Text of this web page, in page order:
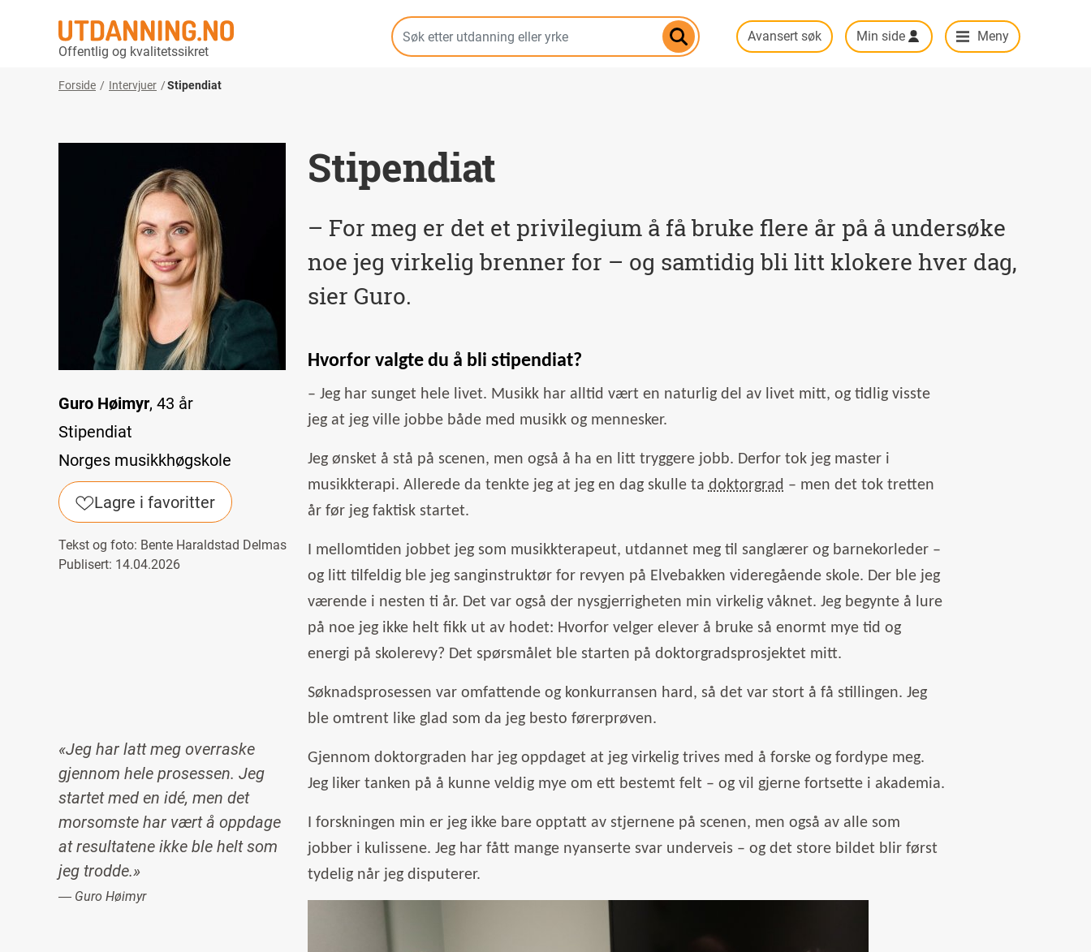
hovedinnhold
Offentlig og kvalitetssikret
Avansert søk Min side Meny
Forside Intervjuer Stipendiat
Stipendiat
– For meg er det et privilegium å få bruke flere år på å undersøke
noe jeg virkelig brenner for – og samtidig bli litt klokere hver dag,
sier Guro.
Guro Høimyr, 43 år
Stipendiat
Norges musikkhøgskole
Lagre i favoritter
Tekst og foto: Bente Haraldstad Delmas
Publisert: 14.04.2026
«Jeg har latt meg overraske
gjennom hele prosessen. Jeg
startet med en idé, men det
morsomste har vært å oppdage
at resultatene ikke ble helt som
jeg trodde.»
― Guro Høimyr
Hvorfor valgte du å bli stipendiat?
– Jeg har sunget hele livet. Musikk har alltid vært en naturlig del av livet mitt, og tidlig visste
jeg at jeg ville jobbe både med musikk og mennesker.
Jeg ønsket å stå på scenen, men også å ha en litt tryggere jobb. Derfor tok jeg master i
musikkterapi. Allerede da tenkte jeg at jeg en dag skulle ta doktorgrad – men det tok tretten
år før jeg faktisk startet.
I mellomtiden jobbet jeg som musikkterapeut, utdannet meg til sanglærer og barnekorleder –
og litt tilfeldig ble jeg sanginstruktør for revyen på Elvebakken videregående skole. Der ble jeg
værende i nesten ti år. Det var også der nysgjerrigheten min virkelig våknet. Jeg begynte å lure
på noe jeg ikke helt fikk ut av hodet: Hvorfor velger elever å bruke så enormt mye tid og
energi på skolerevy? Det spørsmålet ble starten på doktorgradsprosjektet mitt.
Søknadsprosessen var omfattende og konkurransen hard, så det var stort å få stillingen. Jeg
ble omtrent like glad som da jeg besto førerprøven.
Gjennom doktorgraden har jeg oppdaget at jeg virkelig trives med å forske og fordype meg.
Jeg liker tanken på å kunne veldig mye om ett bestemt felt – og vil gjerne fortsette i akademia.
I forskningen min er jeg ikke bare opptatt av stjernene på scenen, men også av alle som
jobber i kulissene. Jeg har fått mange nyanserte svar underveis – og det store bildet blir først
tydelig når jeg disputerer.